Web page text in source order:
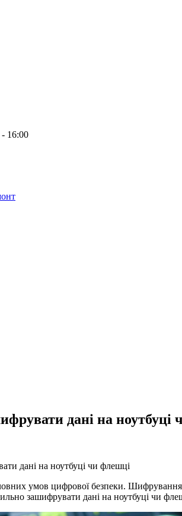
16:00
дані на ноутбуці
дані на ноутбуці чи флешці
умов цифрової безпеки. Шифрування
зашифрувати дані на ноутбуці чи